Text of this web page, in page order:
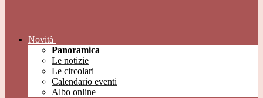
Novità
Panoramica
Le notizie
Le circolari
Calendario eventi
Albo online